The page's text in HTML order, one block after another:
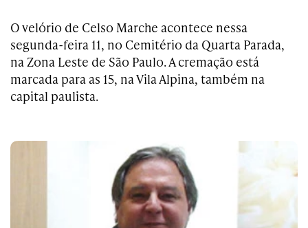
O velório de Celso Marche acontece nessa
segunda-feira 11, no Cemitério da Quarta Parada,
na Zona Leste de São Paulo. A cremação está
marcada para as 15, na Vila Alpina, também na
capital paulista.